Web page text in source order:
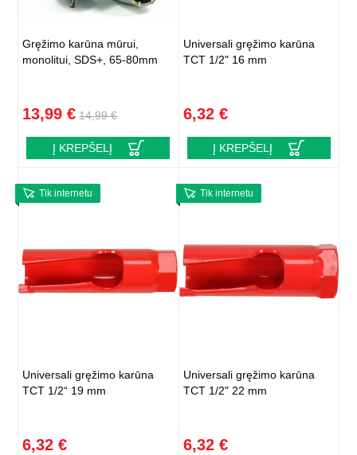
Gręžimo karūna mūrui,
monolitui, SDS+, 65-80mm
13,99 € 14,99 €
Į KREPŠELĮ
Universali gręžimo karūna
TCT 1/2" 16 mm
6,32 €
Į KREPŠELĮ
Tik internetu
Universali gręžimo karūna
TCT 1/2“ 19 mm
6,32 €
Tik internetu
Universali gręžimo karūna
TCT 1/2" 22 mm
6,32 €